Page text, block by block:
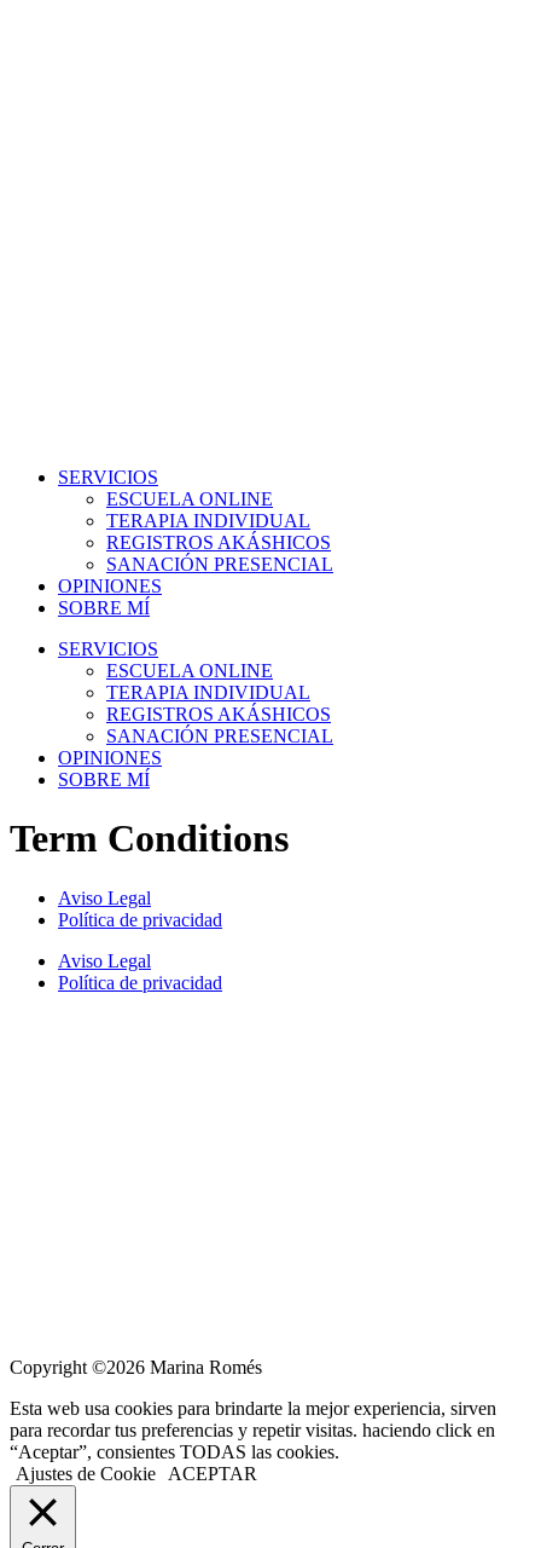
SERVICIOS
ESCUELA ONLINE
TERAPIA INDIVIDUAL
REGISTROS AKÁSHICOS
SANACIÓN PRESENCIAL
OPINIONES
SOBRE MÍ
SERVICIOS
ESCUELA ONLINE
TERAPIA INDIVIDUAL
REGISTROS AKÁSHICOS
SANACIÓN PRESENCIAL
OPINIONES
SOBRE MÍ
Term Conditions
Aviso Legal
Política de privacidad
Aviso Legal
Política de privacidad
Copyright ©2026 Marina Romés
Esta web usa cookies para brindarte la mejor experiencia, sirven
para recordar tus preferencias y repetir visitas. haciendo click en
“Aceptar”, consientes TODAS las cookies.
Ajustes de Cookie
ACEPTAR